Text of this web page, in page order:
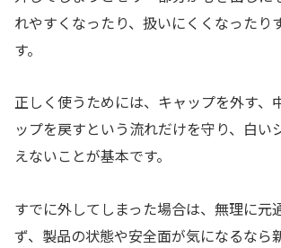
れやすくなったり、扱いにくくなったり
す。
正しく使うためには、キャップを外す、
ップを戻すという流れだけを守り、白い
えないことが基本です。
すでに外してしまった場合は、無理に元
ず、製品の状態や安全面が気になるなら